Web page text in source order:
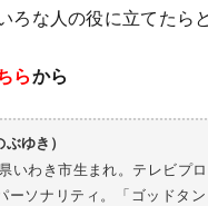
ろな人の役に立てたら
らから
ゆき）
いわき市生まれ。テレビプロ
ーソナリティ。「ゴッドタ